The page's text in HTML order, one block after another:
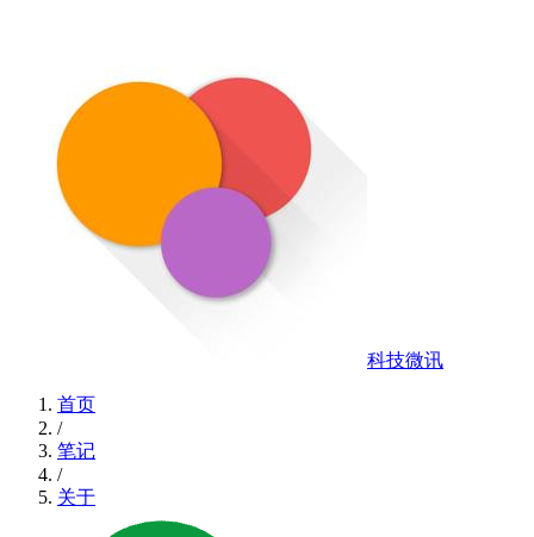
科技微讯
首页
/
笔记
/
关于